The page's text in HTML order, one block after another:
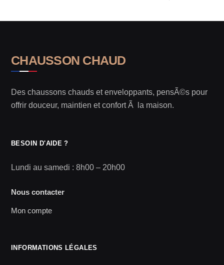
CHAUSSON CHAUD
Des chaussons chauds et enveloppants, pensÃ©s pour
offrir douceur, maintien et confort Ã la maison.
BESOIN D'AIDE ?
Lundi au samedi : 8h00 – 20h00
Nous contacter
Mon compte
INFORMATIONS LÉGALES